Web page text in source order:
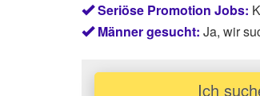
Seriöse Promotion Jobs:
Männer gesucht: Ja, wir
Ich